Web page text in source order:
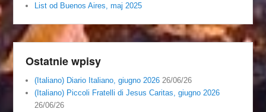
List od Buenos Aires, maj 2025
Ostatnie wpisy
(Italiano) Diario Italiano, giugno 2026 26/06/26
(Italiano) Piccoli Fratelli di Jesus Caritas, giugno 2026
26/06/26